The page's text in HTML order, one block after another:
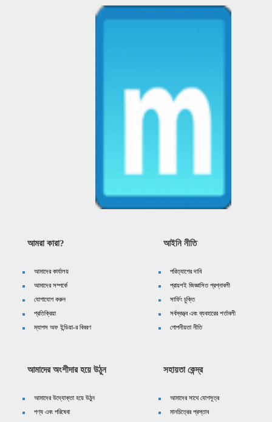
আমরা কারা?
আমাদের কার্যালয়
আমাদের সম্পর্কে
যোগাযোগ করুন
প্রতিক্রিয়া
ম্যাপস অফ ইন্ডিয়া-র বিবরণ
আইনি নীতি
পরিত্যাগের দাবি
প্রায়শই জিজ্ঞাসিত প্রশ্নাবলী
সার্ফিং চুক্তি
সর্বস্বত্ত্ব এবং ব্যবহারের শর্তাবলী
গোপনীয়তা নীতি
আমাদের অংশীদার হয়ে উঠুন
আমাদের উদ্যোক্তা হয়ে উঠুন
পণ্য এবং পরিষেবা
সহায়তা কেন্দ্র
আমাদের সাথে যোগসূত্র
মানচিত্রের প্রস্তাব